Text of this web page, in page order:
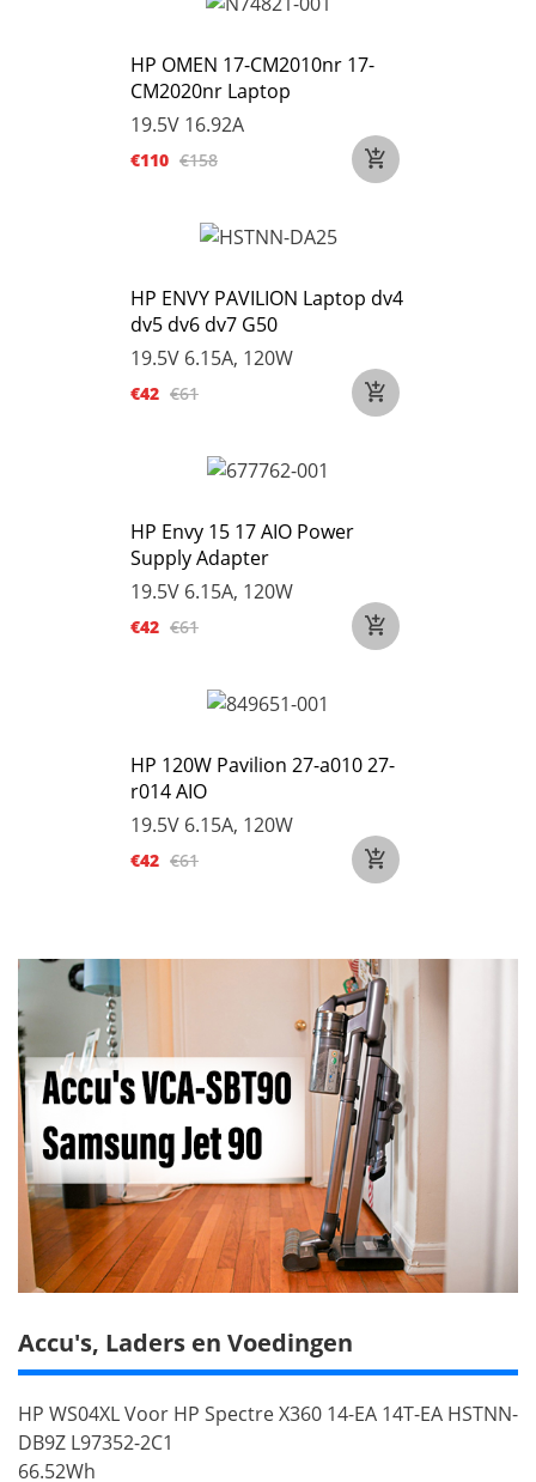
HP OMEN 17-CM2010nr 17-
CM2020nr Laptop
19.5V 16.92A
€110 €158
HP ENVY PAVILION Laptop dv4
dv5 dv6 dv7 G50
19.5V 6.15A, 120W
€42 €61
HP Envy 15 17 AIO Power
Supply Adapter
19.5V 6.15A, 120W
€42 €61
HP 120W Pavilion 27-a010 27-
r014 AIO
19.5V 6.15A, 120W
€42 €61
Accu's, Laders en Voedingen
HP WS04XL Voor HP Spectre X360 14-EA 14T-EA HSTNN-
DB9Z L97352-2C1
66.52Wh